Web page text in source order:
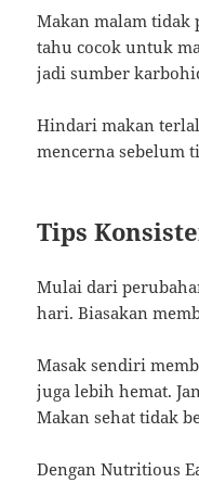
Makan malam tidak
tahu cocok untuk
jadi sumber
Hindari makan
mencerna sebelum
Tips
Mulai dari
hari. Biasakan
Masak sendiri
juga lebih hemat.
Makan sehat tidak
Dengan Nutritious